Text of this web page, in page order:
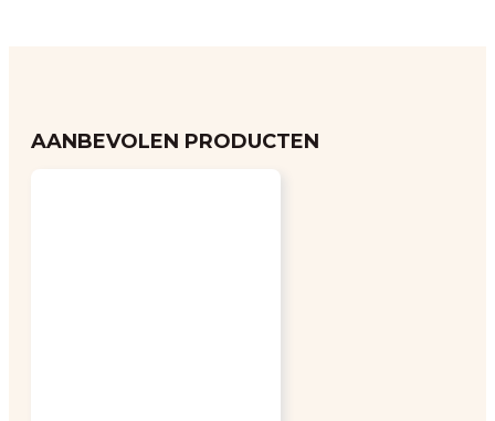
AANBEVOLEN PRODUCTEN